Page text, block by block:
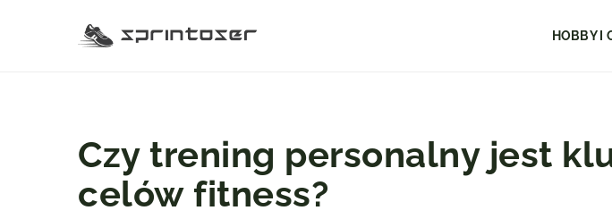
HOBBY I
Czy trening personalny jest
celów fitness?